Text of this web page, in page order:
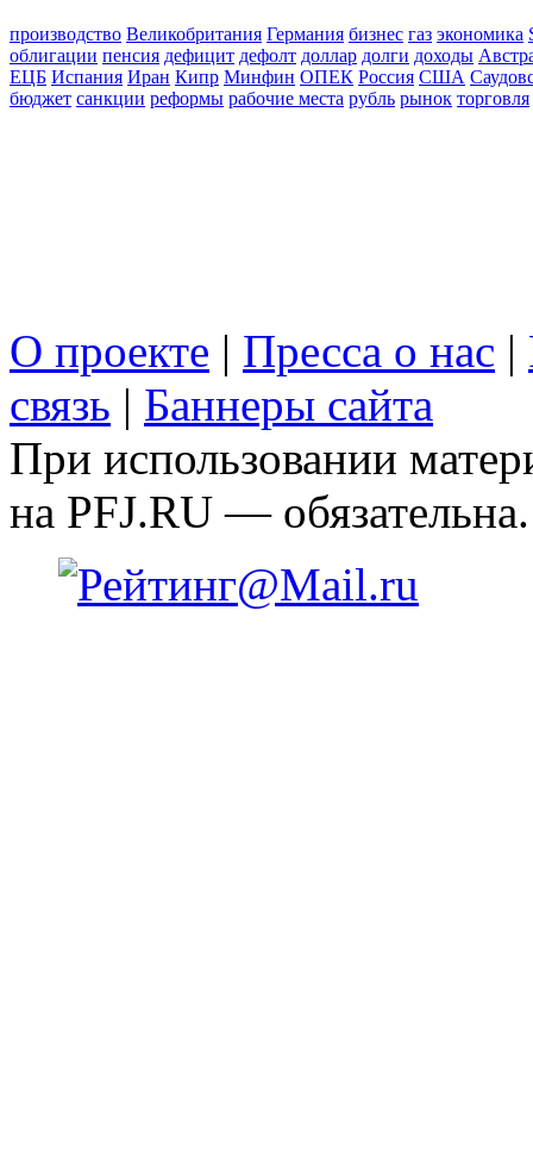
производство Великобритания Германия бизнес газ экономика
облигации пенсия дефицит дефолт доллар долги доходы
ЕЦБ Испания Иран Кипр Минфин ОПЕК Россия США
бюджет санкции реформы рабочие места рубль рынок торговля
О проекте | Пресса о нас |
связь | Баннеры сайта
При использовании
на PFJ.RU — обязательна.